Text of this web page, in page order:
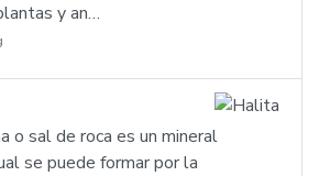
y an…
o sal de roca es un mineral
se puede formar por la